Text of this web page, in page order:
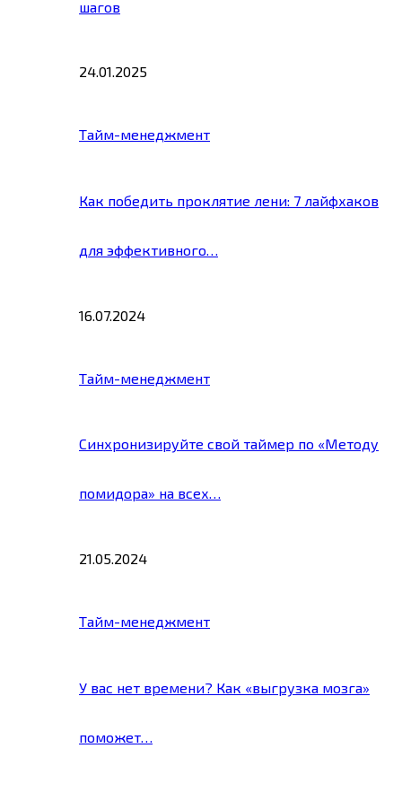
шагов
24.01.2025
Тайм-менеджмент
Как победить проклятие лени: 7 лайфхаков
для эффективного…
16.07.2024
Тайм-менеджмент
Синхронизируйте свой таймер по «Методу
помидора» на всех…
21.05.2024
Тайм-менеджмент
У вас нет времени? Как «выгрузка мозга»
поможет…